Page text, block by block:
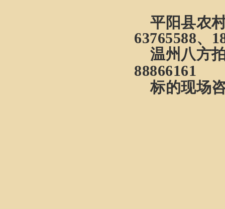
平阳县农
63765588、
温州八方
88866161
标的现场